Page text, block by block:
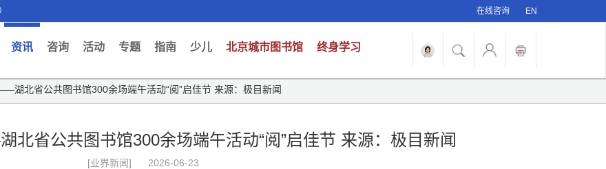
在线咨询 EN
资讯 咨询 活动 专题 指南 少儿 北京城市图书馆 终身学习
湖北省公共图书馆300余场端午活动“阅”启佳节 来源：极目新闻
省公共图书馆300余场端午活动“阅”启佳节 来源：极目新闻
[业界新闻] 2026-06-23